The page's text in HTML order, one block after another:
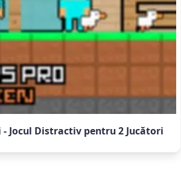
- Jocul Distractiv pentru 2 Jucători